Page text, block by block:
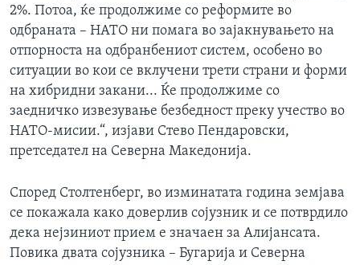
2%. Потоа, ќе продолжиме со реформите во
одбраната – НАТО ни помага во зајакнувањето на
отпорноста на одбранбениот систем, особено во
ситуации во кои се вклучени трети страни и форми
на хибридни закани... Ќе продолжиме со
заедничко извезување безбедност преку учество во
НАТО-мисии.“, изјави Стево Пендаровски,
претседател на Северна Македонија.
Според Столтенберг, во изминатата година земјава
се покажала како доверлив сојузник и се потврдило
дека нејзиниот прием е значаен за Алијансата.
Повика двата сојузника – Бугарија и Северна